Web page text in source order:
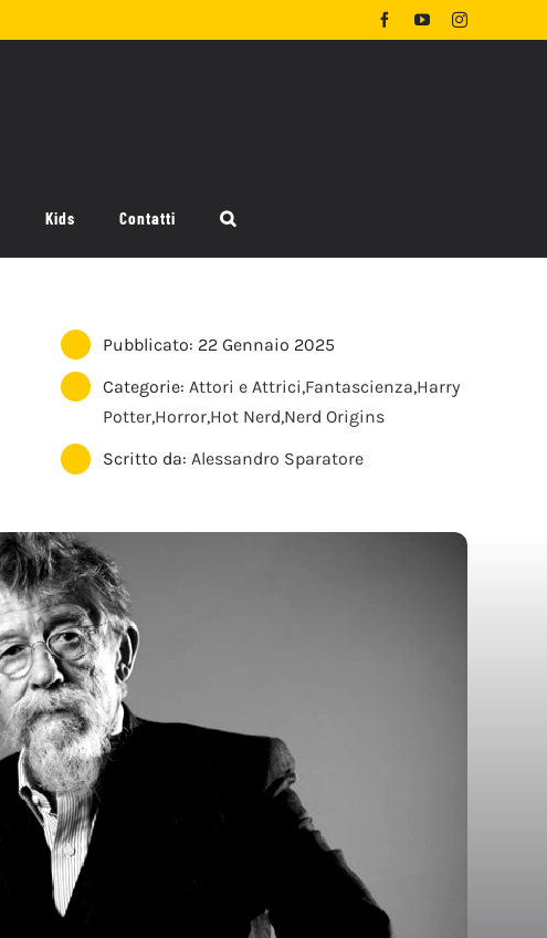
FacebookYouTubeInstagram
Kids Contatti
Pubblicato: 22 Gennaio 2025
Categorie:Attori e Attrici,Fantascienza,Harry
Potter,Horror,Hot Nerd,Nerd Origins
Scritto da:Alessandro Sparatore